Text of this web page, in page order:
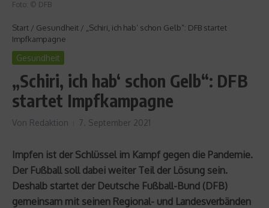
Foto: © DFB
Start / Gesundheit /
„Schiri, ich hab‘ schon Gelb“: DFB startet
Impfkampagne
Gesundheit
„Schiri, ich hab‘ schon Gelb“: DFB
startet Impfkampagne
Von Redaktion 7. September 2021
Impfen ist der Schlüssel im Kampf gegen die Pandemie.
Der Fußball soll dabei weiter Teil der Lösung sein.
Deshalb startet der Deutsche Fußball-Bund (DFB)
gemeinsam mit seinen Regional- und Landesverbänden